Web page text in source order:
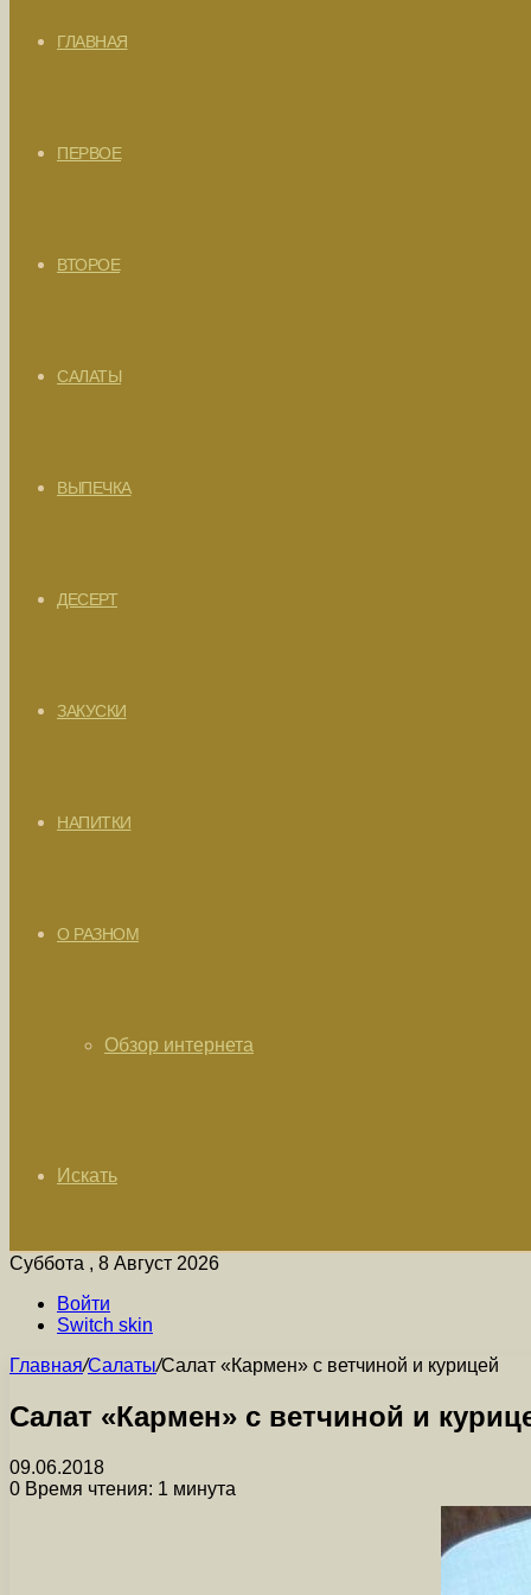
ГЛАВНАЯ
ПЕРВОЕ
ВТОРОЕ
САЛАТЫ
ВЫПЕЧКА
ДЕСЕРТ
ЗАКУСКИ
НАПИТКИ
О РАЗНОМ
Обзор интернета
Искать
Суббота , 8 Август 2026
Войти
Switch skin
Главная/Салаты/Салат «Кармен» с ветчиной и курицей
Салат «Кармен» с ветчиной и
09.06.2018
0 Время чтения: 1 минута